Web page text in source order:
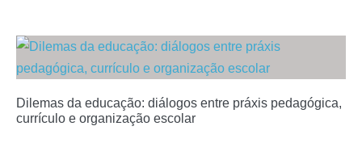
Dilemas da educação: diálogos entre práxis pedagógica,
currículo e organização escolar